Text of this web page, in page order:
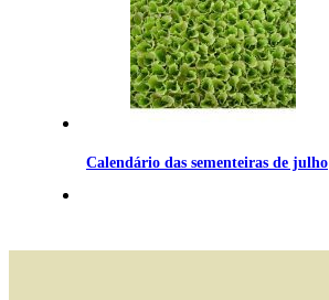
Calendário das sementeiras de julho